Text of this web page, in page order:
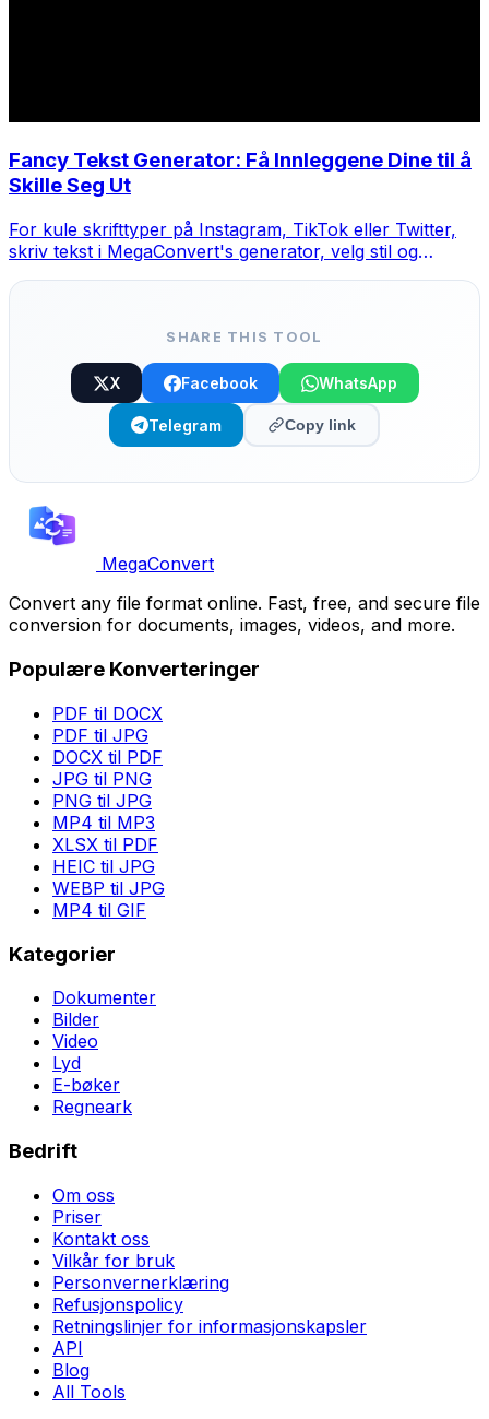
Fancy Tekst Generator: Få Innleggene Dine til å
Skille Seg Ut
For kule skrifttyper på Instagram, TikTok eller Twitter,
skriv tekst i MegaConvert's generator, velg stil og
SHARE THIS TOOL
X Facebook WhatsApp
Telegram Copy link
MegaConvert
Convert any file format online. Fast, free, and secure file
conversion for documents, images, videos, and more.
Populære Konverteringer
PDF til DOCX
PDF til JPG
DOCX til PDF
JPG til PNG
PNG til JPG
MP4 til MP3
XLSX til PDF
HEIC til JPG
WEBP til JPG
MP4 til GIF
Kategorier
Dokumenter
Bilder
Video
Lyd
E-bøker
Regneark
Bedrift
Om oss
Priser
Kontakt oss
Vilkår for bruk
Personvernerklæring
Refusjonspolicy
Retningslinjer for informasjonskapsler
API
Blog
All Tools